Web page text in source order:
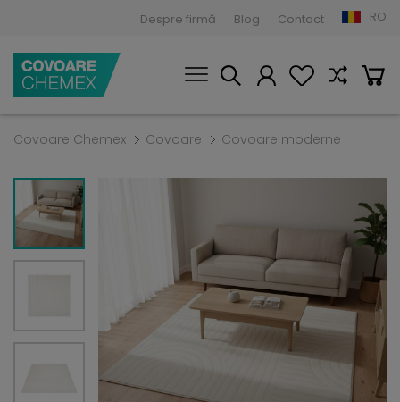
Despre firmă Blog Contact RO
Covoare Chemex Covoare Covoare moderne